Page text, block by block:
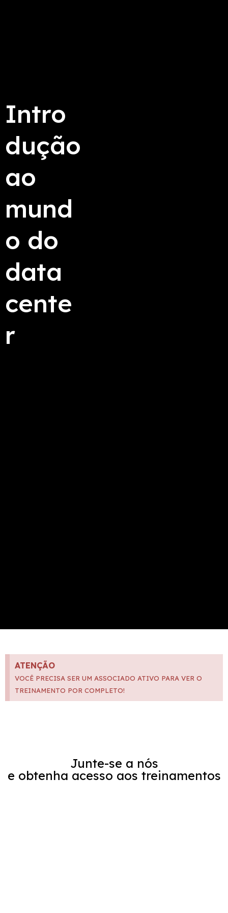
Intro
dução
ao
mund
o do
data
cente
r
ATENÇÃO
VOCÊ PRECISA SER UM ASSOCIADO ATIVO PARA VER O
TREINAMENTO POR COMPLETO!
Junte-se a nós
e obtenha acesso aos treinamentos